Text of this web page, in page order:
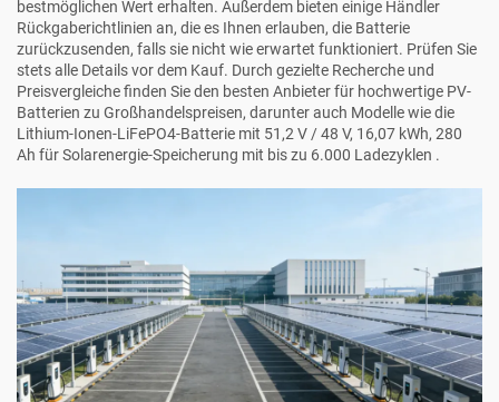
bestmöglichen Wert erhalten. Außerdem bieten einige Händler
Rückgaberichtlinien an, die es Ihnen erlauben, die Batterie
zurückzusenden, falls sie nicht wie erwartet funktioniert. Prüfen Sie
stets alle Details vor dem Kauf. Durch gezielte Recherche und
Preisvergleiche finden Sie den besten Anbieter für hochwertige PV-
Batterien zu Großhandelspreisen, darunter auch Modelle wie die
Lithium-Ionen-LiFePO4-Batterie mit 51,2 V / 48 V, 16,07 kWh, 280
Ah für Solarenergie-Speicherung mit bis zu 6.000 Ladezyklen .